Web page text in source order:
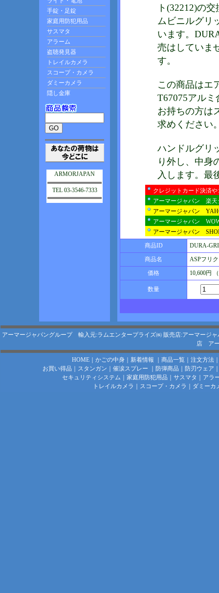
ARMORJAPAN
TEL 03-3546-7333
ト(32212)の
ムビニルグリ
います。
売はしていま
す。
この商品はエ
T67075アル
お持ちの方は
求めください
ハンドルグリ
り外し、中身
入します。最
クレジットカード決済
アーマージャパン 楽天
アーマージャパン
アーマージャパン
アーマージャパン
商品ID
DURA-
商品名
ASPフリ
価格
10,600円
数量
アーマージャパングループ 輸入元:ラムエンタープライズ㈱ 販売店:アーマージャ
店
ア
HOME｜ かごの中身｜ 新着情報 商品一覧｜ 注文方法
お買い得品
スタンガン 催涙スプレー 防弾商品 防刃ウェア
セキュリティシステム
家庭用防犯用品 サスマタ
アラ
トレイルカメラ
スコープ・カメラ ダミーカ